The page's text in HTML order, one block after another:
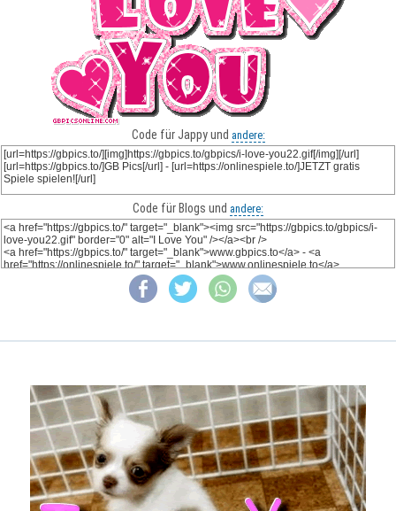
Code für Jappy und andere:
Code für Blogs und andere: